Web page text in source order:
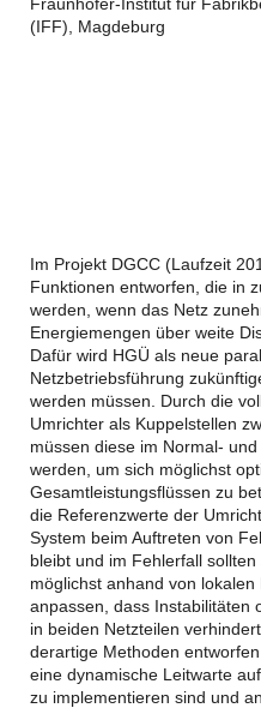
(IFF), Magdeburg
Im Projekt DGCC (Laufzeit
Funktionen entworfen, die in
werden, wenn das Netz
Energiemengen über weite
Dafür wird HGÜ als neue
Netzbetriebsführung
werden müssen. Durch die
Umrichter als Kuppelstellen
müssen diese im Normal-
werden, um sich möglichst
Gesamtleistungsflüssen zu
die Referenzwerte der
System beim Auftreten von
bleibt und im Fehlerfall
möglichst anhand von
anpassen, dass Instabilitäten
in beiden Netzteilen
derartige Methoden
eine dynamische Leitwarte
zu implementieren sind und